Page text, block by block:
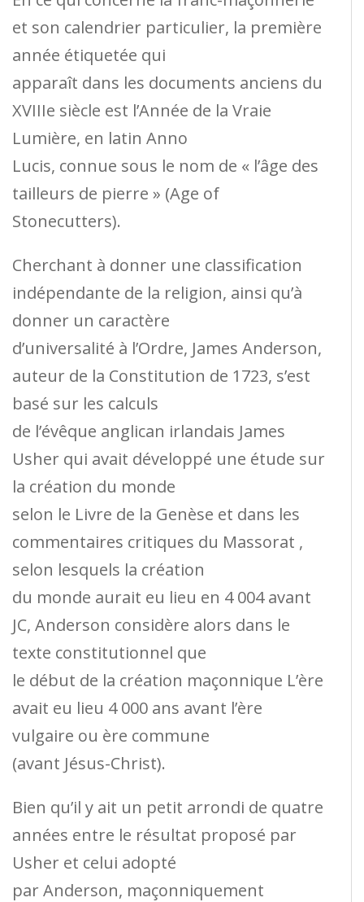
et son calendrier particulier, la première
année étiquetée qui
apparaît dans les documents anciens du
XVIIIe siècle est l’Année de la Vraie
Lumière, en latin Anno
Lucis, connue sous le nom de « l’âge des
tailleurs de pierre » (Age of
Stonecutters).
Cherchant à donner une classification
indépendante de la religion, ainsi qu’à
donner un caractère
d’universalité à l’Ordre, James Anderson,
auteur de la Constitution de 1723, s’est
basé sur les calculs
de l’évêque anglican irlandais James
Usher qui avait développé une étude sur
la création du monde
selon le Livre de la Genèse et dans les
commentaires critiques du Massorat ,
selon lesquels la création
du monde aurait eu lieu en 4 004 avant
JC, Anderson considère alors dans le
texte constitutionnel que
le début de la création maçonnique L’ère
avait eu lieu 4 000 ans avant l’ère
vulgaire ou ère commune
(avant Jésus-Christ).
Bien qu’il y ait un petit arrondi de quatre
années entre le résultat proposé par
Usher et celui adopté
par Anderson, maçonniquement